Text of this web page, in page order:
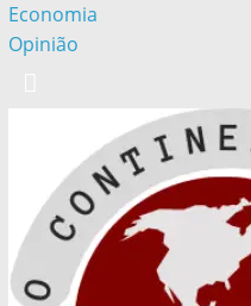
Economia
Opinião